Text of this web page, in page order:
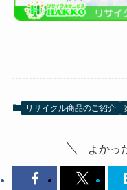
リサイクル商品のご紹介
よかっ